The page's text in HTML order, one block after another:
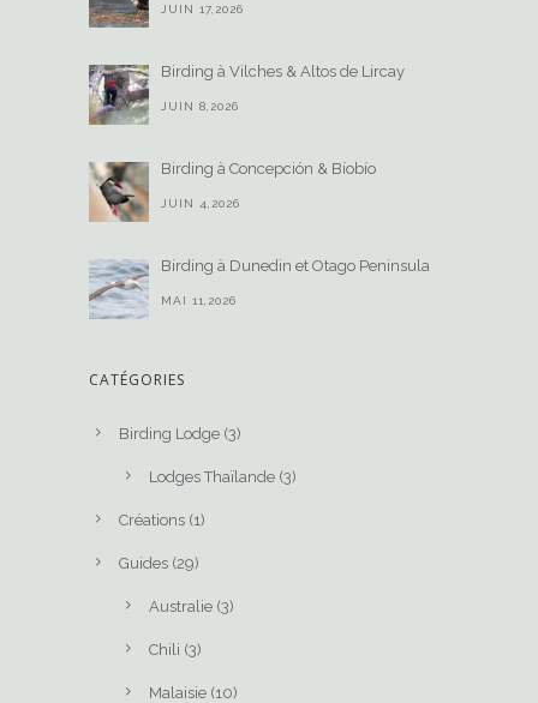
JUIN 17,2026
Birding à Vilches & Altos de Lircay
JUIN 8,2026
Birding à Concepción & Bíobío
JUIN 4,2026
Birding à Dunedin et Otago Peninsula
MAI 11,2026
CATÉGORIES
Birding Lodge (3)
Lodges Thaïlande (3)
Créations (1)
Guides (29)
Australie (3)
Chili (3)
Malaisie (10)